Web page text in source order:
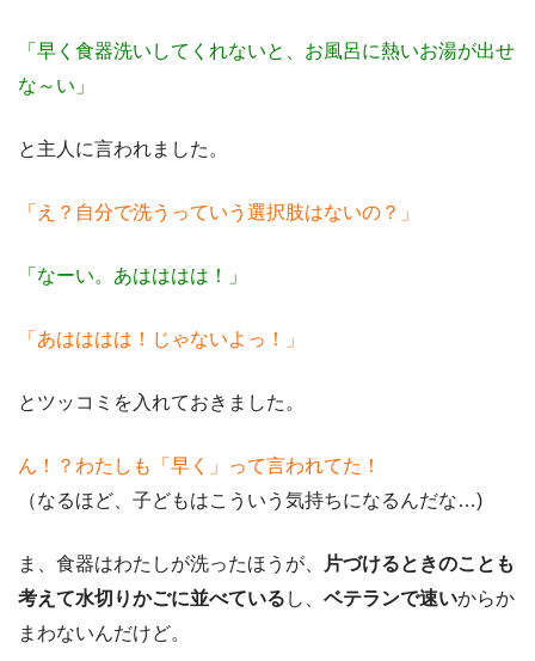
「早く食器洗いしてくれないと、お風呂に熱いお湯が出せ
な～い」
と主人に言われました。
「え？自分で洗うっていう選択肢はないの？」
「なーい。あはははは！」
「あはははは！じゃないよっ！」
とツッコミを入れておきました。
ん！？わたしも「早く」って言われてた！
（なるほど、子どもはこういう気持ちになるんだな…)
ま、食器はわたしが洗ったほうが、
片づけるときのことも
考えて水切りかごに並べている し、 ベテランで速いからか
まわないんだけど。